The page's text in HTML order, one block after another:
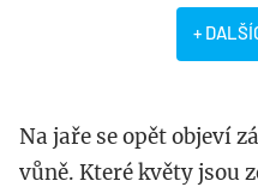
+
Na jaře se opět objeví
vůně. Které květy jsou